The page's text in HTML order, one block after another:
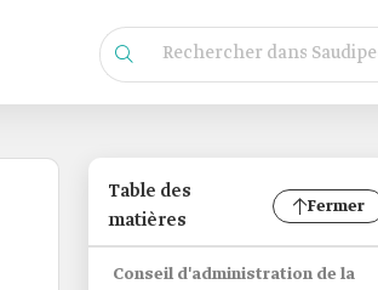
Table des
matières
Fermer
Conseil d'administration de la